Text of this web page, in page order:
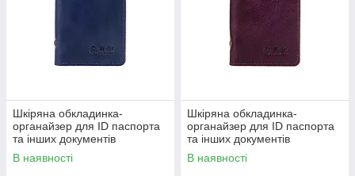
Шкіряна обкладинка-
органайзер для ID паспорта
та інших документів
блакитного кольору
В наявності
Шкіряна обкладинка-
органайзер для ID паспорта
та інших документів
фіолетового кольору
В наявності